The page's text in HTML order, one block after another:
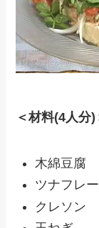
＜材料(4人分)
木綿豆腐
ツナフレ
クレソ